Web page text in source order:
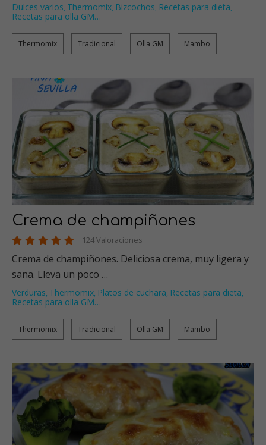
Dulces varios, Thermomix, Bizcochos, Recetas para dieta,
Recetas para olla GM…
Thermomix Tradicional Olla GM Mambo
Crema de champiñones
124 Valoraciones
Crema de champiñones. Deliciosa crema, muy ligera y
sana. Lleva un poco …
Verduras, Thermomix, Platos de cuchara, Recetas para dieta,
Recetas para olla GM…
Thermomix Tradicional Olla GM Mambo